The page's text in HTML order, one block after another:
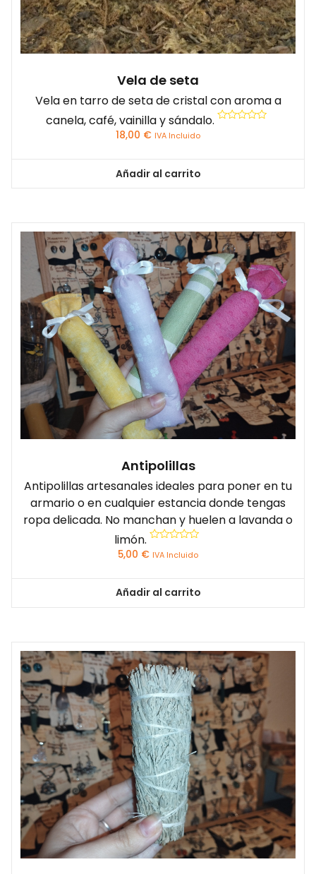
Vela de seta
Vela en tarro de seta de cristal con aroma a
canela, café, vainilla y sándalo.
18,00 € IVA Incluido
Añadir al carrito
Antipolillas
Antipolillas artesanales ideales para poner en tu
armario o en cualquier estancia donde tengas
ropa delicada. No manchan y huelen a lavanda o
limón.
con
5,00 € IVA Incluido
Añadir al carrito